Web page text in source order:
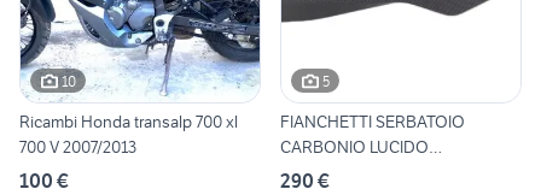
10
Ricambi Honda transalp 700 xl
700 V 2007/2013
100 €
5
FIANCHETTI SERBATOIO
CARBONIO LUCIDO
HYPERMOTARD 9
290 €